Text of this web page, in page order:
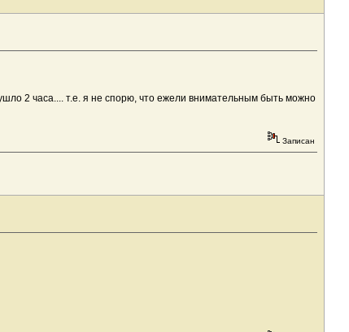
2 часа.... т.е. я не спорю, что ежели внимательным быть можно
Записан